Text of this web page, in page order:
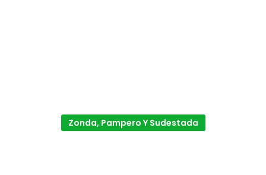
Zonda, Pampero Y Sudestada